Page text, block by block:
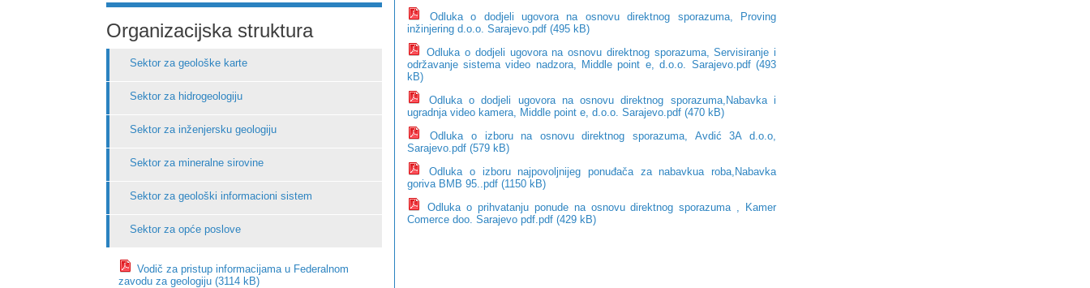
Odluka o dodjeli ugovora na osnovu direktnog sporazuma, Proving
inžinjering d.o.o. Sarajevo.pdf (495 kB)
Odluka o dodjeli ugovora na osnovu direktnog sporazuma, Servisiranje i
održavanje sistema video nadzora, Middle point e, d.o.o. Sarajevo.pdf (493
kB)
Odluka o dodjeli ugovora na osnovu direktnog sporazuma,Nabavka i
ugradnja video kamera, Middle point e, d.o.o. Sarajevo.pdf (470 kB)
Odluka o izboru na osnovu direktnog sporazuma, Avdić 3A d.o.o,
Sarajevo.pdf (579 kB)
Odluka o izboru najpovoljnijeg ponuđača za nabavkua roba,Nabavka
goriva BMB 95..pdf (1150 kB)
Odluka o prihvatanju ponude na osnovu direktnog sporazuma , Kamer
Comerce doo. Sarajevo pdf.pdf (429 kB)
Organizacijska struktura
Sektor za geološke karte
Sektor za hidrogeologiju
Sektor za inženjersku geologiju
Sektor za mineralne sirovine
Sektor za geološki informacioni sistem
Sektor za opće poslove
Vodič za pristup informacijama u Federalnom
zavodu za geologiju (3114 kB)